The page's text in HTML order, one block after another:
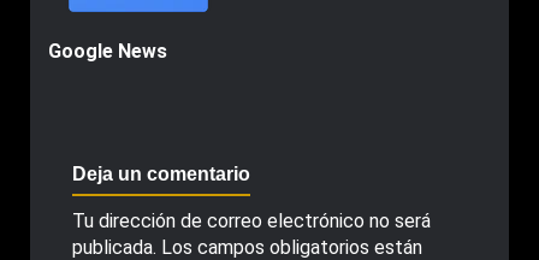
Google News
Deja un comentario
Tu dirección de correo electrónico no será
publicada. Los campos obligatorios están